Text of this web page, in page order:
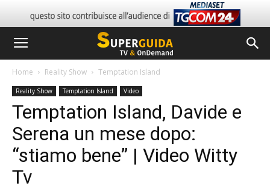
Home Reality Show Temptation Island
Reality Show Temptation Island Video
Temptation Island, Davide e
Serena un mese dopo:
“stiamo bene” | Video Witty
Tv